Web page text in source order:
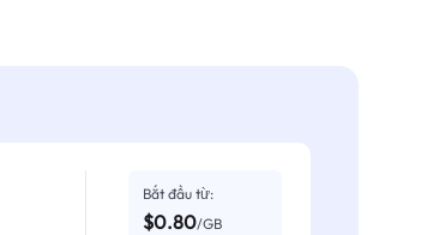
Bắt đầu từ:
$0.80/GB